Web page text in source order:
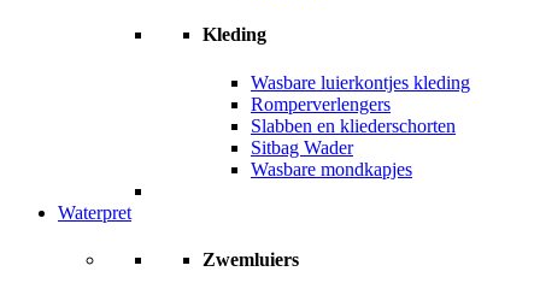
Kleding
Wasbare luierkontjes kleding
Romperverlengers
Slabben en kliederschorten
Sitbag Wader
Wasbare mondkapjes
Waterpret
Zwemluiers